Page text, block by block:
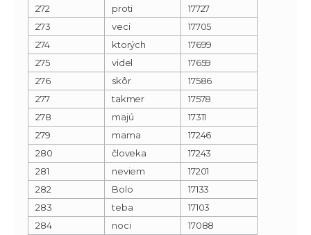
272
proti
17727
273
veci
17705
274
ktorých
17699
275
videl
17659
276
skôr
17586
277
takmer
17578
278
majú
17311
279
mama
17246
280
človeka
17243
281
neviem
17201
282
Bolo
17133
283
teba
17103
284
noci
17088